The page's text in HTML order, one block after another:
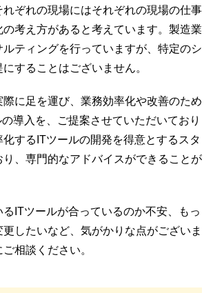
れぞれの現場にはそれぞれの現場の仕事
考え方があると考えています。製造業
ティングを行っていますが、特定のシ
することはございません。
に足を運び、業務効率化や改善のため
導入を、ご提案させていただいており
化するITツールの開発を得意とするスタ
り、専門的なアドバイスができることが
るITツールが合っているのか不安、もっ
したいなど、気がかりな点がございま
相談ください。